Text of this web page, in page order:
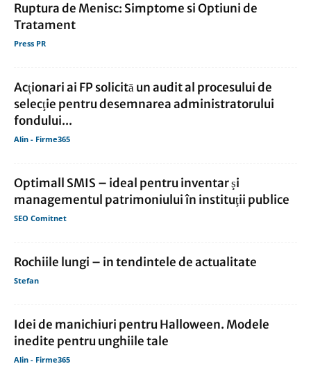
Ruptura de Menisc: Simptome si Optiuni de
Tratament
Press PR
Acţionari ai FP solicită un audit al procesului de
selecţie pentru desemnarea administratorului
fondului...
Alin - Firme365
Optimall SMIS – ideal pentru inventar şi
managementul patrimoniului în instituţii publice
SEO Comitnet
Rochiile lungi – in tendintele de actualitate
Stefan
Idei de manichiuri pentru Halloween. Modele
inedite pentru unghiile tale
Alin - Firme365